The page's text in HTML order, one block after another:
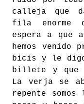
calleja que
fila enorme
espera a que
hemos venido
bicis y le digo
billete y que
La verja se
repente somos